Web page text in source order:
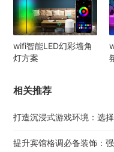
wifi智能LED幻彩墙角
灯方案
相关推荐
打造沉浸式游戏环境：选
提升宾馆格调必备装饰：